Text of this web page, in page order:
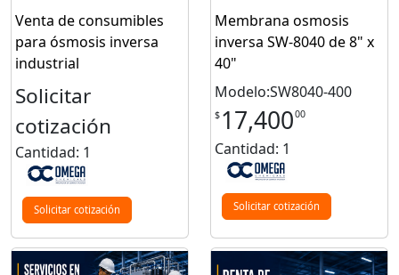
Venta de consumibles
para ósmosis inversa
industrial
Solicitar
cotización
Cantidad: 1
Solicitar cotización
Membrana osmosis
inversa SW-8040 de 8" x
40"
Modelo:SW8040-400
$ 17,40000
Cantidad: 1
Solicitar cotización